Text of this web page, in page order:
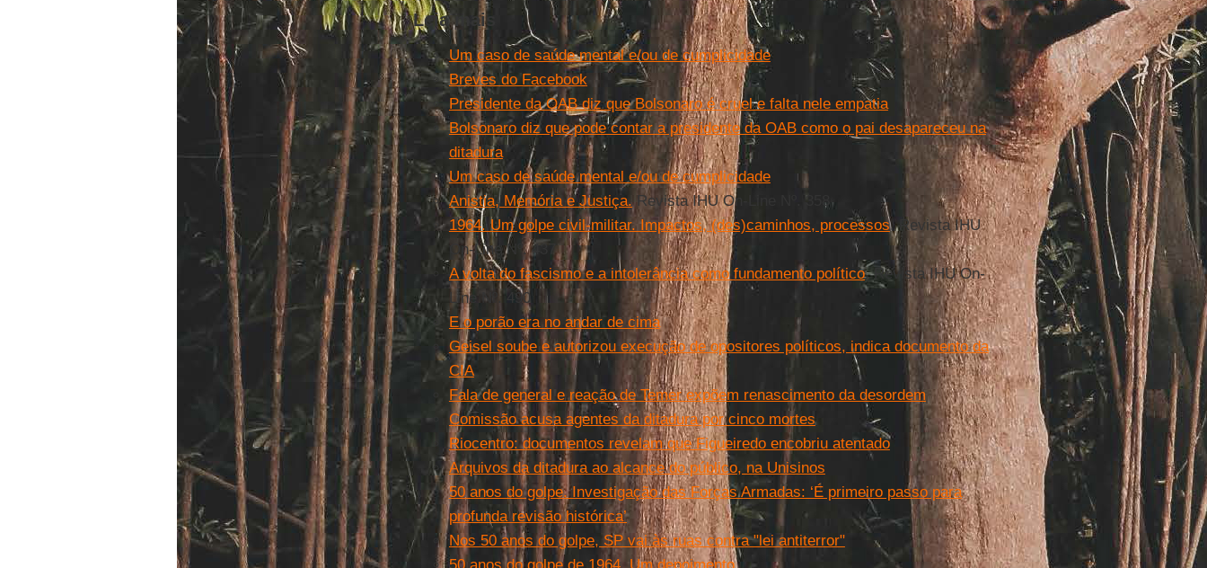
Leia mais
Um caso de saúde mental e/ou de cumplicidade
Breves do Facebook
Presidente da OAB diz que Bolsonaro é cruel e falta nele empatia
Bolsonaro diz que pode contar a presidente da OAB como o pai desapareceu na
ditadura
Um caso de saúde mental e/ou de cumplicidade
Anistia, Memória e Justiça. Revista IHU On-Line Nº. 358
1964. Um golpe civil-militar. Impactos, (des)caminhos, processos. Revista IHU
On-Line Nº. 437
A volta do fascismo e a intolerância como fundamento político. Revista IHU On-
Line Nº. 490
E o porão era no andar de cima
Geisel soube e autorizou execução de opositores políticos, indica documento da
CIA
Fala de general e reação de Temer expõem renascimento da desordem
Comissão acusa agentes da ditadura por cinco mortes
Riocentro: documentos revelam que Figueiredo encobriu atentado
Arquivos da ditadura ao alcance do público, na Unisinos
50 anos do golpe. Investigação das Forças Armadas: ‘É primeiro passo para
profunda revisão histórica’
Nos 50 anos do golpe, SP vai às ruas contra "lei antiterror"